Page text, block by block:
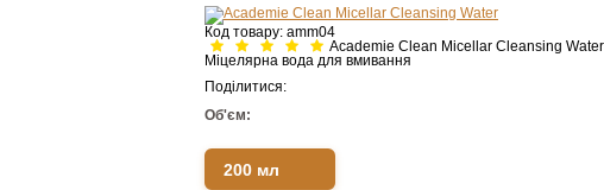
Код товару: amm04
Academie Clean Micellar Cleansing Water
Міцелярна вода для вмивання
Поділитися:
Об'єм:
200 мл